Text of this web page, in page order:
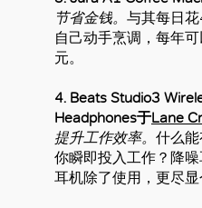
节省金钱。 与其每日
自己动手烹调，每年
元。
4. Beats Studio3
Headphones于Lane
提升工作效率。 什么
你瞬即投入工作？降
耳机除了使用，更尽显